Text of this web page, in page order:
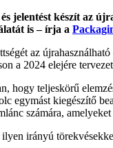
jelentést készít az
is – írja a
az
a 2024 elejére
hogy teljeskörű
egymást kiegészítő
számára,
irányú